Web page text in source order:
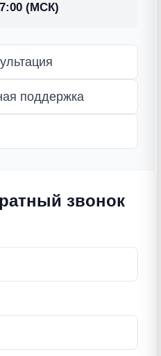
(МСК)
поддержка
звонок